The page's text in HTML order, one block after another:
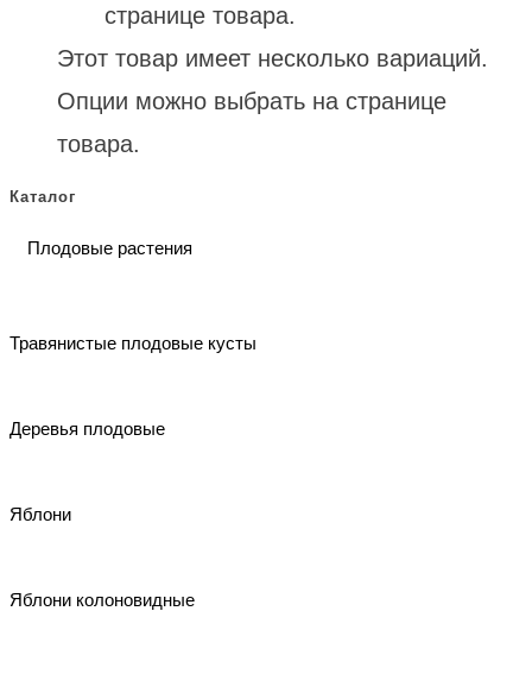
странице товара.
Этот товар имеет несколько вариаций.
Опции можно выбрать на странице
товара.
Каталог
Плодовые растения
Травянистые плодовые кусты
Деревья плодовые
Яблони
Яблони колоновидные